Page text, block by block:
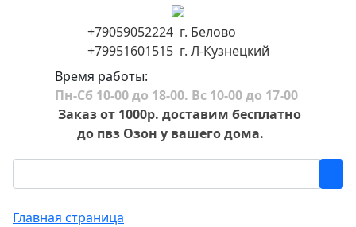
+79059052224 г. Белово
+79951601515 г. Л-Кузнецкий
Время работы:
Пн-Сб 10-00 до 18-00. Вс 10-00 до 17-00
Заказ от 1000р. доставим бесплатно
до пвз Озон у вашего дома.
Главная страница